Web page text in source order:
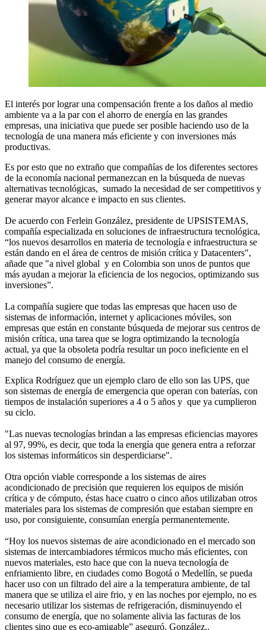
El interés por lograr una compensación frente a los daños al medio
ambiente va a la par con el ahorro de energía en las grandes
empresas, una iniciativa que puede ser posible haciendo uso de la
tecnología de una manera más eficiente y con inversiones más
productivas.
Es por esto que no extraño que compañías de los diferentes sectores
de la economía nacional permanezcan en la búsqueda de nuevas
alternativas tecnológicas, sumado la necesidad de ser competitivos y
generar mayor alcance e impacto en sus clientes.
De acuerdo con Ferlein González, presidente de UPSISTEMAS,
compañía especializada en soluciones de infraestructura tecnológica,
“los nuevos desarrollos en materia de tecnología e infraestructura se
están dando en el área de centros de misión crítica y Datacenters",
añade que "a nivel global y en Colombia son unos de puntos que
más ayudan a mejorar la eficiencia de los negocios, optimizando sus
inversiones”.
La compañía sugiere que todas las empresas que hacen uso de
sistemas de información, internet y aplicaciones móviles, son
empresas que están en constante búsqueda de mejorar sus centros de
misión crítica, una tarea que se logra optimizando la tecnología
actual, ya que la obsoleta podría resultar un poco ineficiente en el
manejo del consumo de energía.
Explica Rodríguez que un ejemplo claro de ello son las UPS, que
son sistemas de energía de emergencia que operan con baterías, con
tiempos de instalación superiores a 4 o 5 años y que ya cumplieron
su ciclo.
"Las nuevas tecnologías brindan a las empresas eficiencias mayores
al 97, 99%, es decir, que toda la energía que genera entra a reforzar
los sistemas informáticos sin desperdiciarse".
Otra opción viable corresponde a los sistemas de aires
acondicionado de precisión que requieren los equipos de misión
crítica y de cómputo, éstas hace cuatro o cinco años utilizaban otros
materiales para los sistemas de compresión que estaban siempre en
uso, por consiguiente, consumían energía permanentemente.
“Hoy los nuevos sistemas de aire acondicionado en el mercado son
sistemas de intercambiadores térmicos mucho más eficientes, con
nuevos materiales, esto hace que con la nueva tecnología de
enfriamiento libre, en ciudades como Bogotá o Medellín, se pueda
hacer uso con un filtrado del aire a la temperatura ambiente, de tal
manera que se utiliza el aire frio, y en las noches por ejemplo, no es
necesario utilizar los sistemas de refrigeración, disminuyendo el
consumo de energía, que no solamente alivia las facturas de los
clientes sino que es eco-amigable” aseguró, González..